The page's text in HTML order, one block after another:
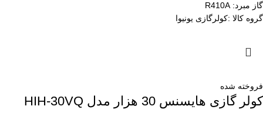
گاز مبرد: R410A
گروه کالا :کولرگازی یونیوا
فروخته شده
کولر گازی هایسنس 30 هزار مدل HIH-30VQ